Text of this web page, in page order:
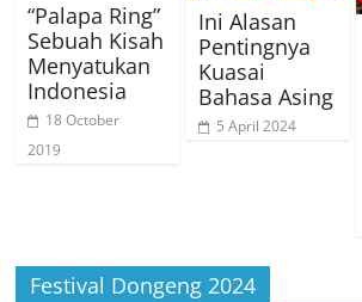
“Palapa Ring”
Sebuah Kisah
Menyatukan
Indonesia
18 October
2019
Ini Alasan
Pentingnya
Kuasai
Bahasa Asing
5 April 2024
Festival Dongeng 2024